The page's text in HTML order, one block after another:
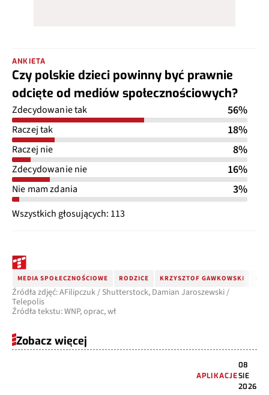
ANKIETA
Czy polskie dzieci powinny być prawnie
odcięte od mediów społecznościowych?
Zdecydowanie tak 56%
Raczej tak 18%
Raczej nie 8%
Zdecydowanie nie 16%
Nie mam zdania 3%
Wszystkich głosujących: 113
MEDIA SPOŁECZNOŚCIOWE RODZICE KRZYSZTOF GAWKOWSKI
Źródła zdjęć: AFilipczuk / Shutterstock, Damian Jaroszewski /
Telepolis
Źródła tekstu: WNP, oprac, wł
Zobacz więcej
APLIKACJE
08
SIE
2026